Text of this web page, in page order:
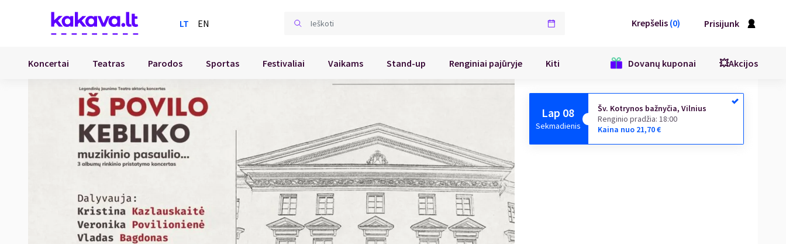
LT EN Krepšelis (0) Prisijunk
Koncertai Teatras Parodos Sportas Festivaliai Vaikams Stand-up Renginiai pajūryje Kiti Dovanų kuponai 💥Akcijos
Lap 08
Sekmadienis
Šv. Kotrynos bažnyčia, Vilnius
Renginio pradžia:18:00
Kaina nuo 21,70€